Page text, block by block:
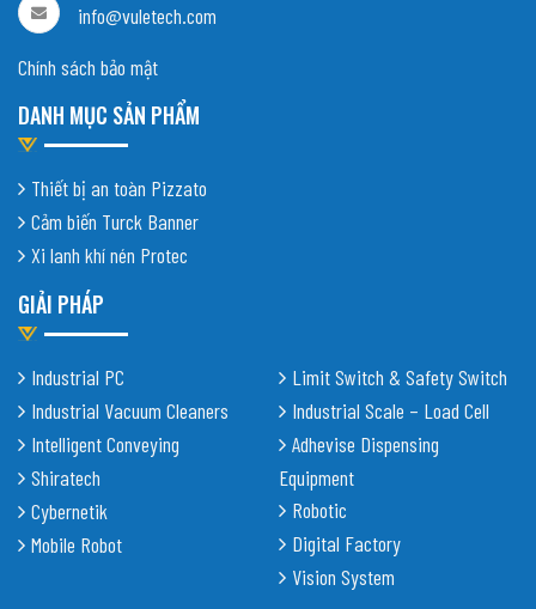
info@vuletech.com
Chính sách bảo mật
DANH MỤC SẢN PHẨM
Thiết bị an toàn Pizzato
Cảm biến Turck Banner
Xi lanh khí nén Protec
GIẢI PHÁP
Industrial PC
Industrial Vacuum Cleaners
Intelligent Conveying
Shiratech
Cybernetik
Mobile Robot
Limit Switch & Safety Switch
Industrial Scale – Load Cell
Adhevise Dispensing
Equipment
Robotic
Digital Factory
Vision System